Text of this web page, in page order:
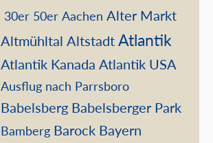
30er 50er Aachen Alter Markt
Altmühltal Altstadt Atlantik
Atlantik Kanada Atlantik USA
Ausflug nach Parrsboro
Babelsberg Babelsberger Park
Bamberg Barock Bayern